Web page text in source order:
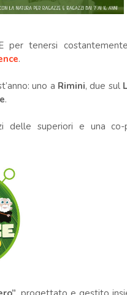
tenersi
.
uno a Rimini, due sul
.
delle superiori e una co-